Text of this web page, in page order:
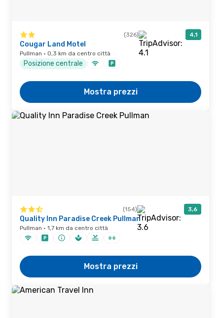
(326) 4,1
Cougar Land Motel
Pullman · 0,3 km da centro città
Posizione centrale
Mostra prezzi
(154) 3,6
Quality Inn Paradise Creek Pullman
Pullman · 1,7 km da centro città
Mostra prezzi